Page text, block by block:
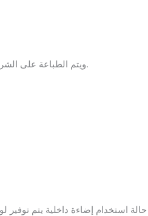
ويتم الطباعة على الشرائح ( البى فى سى ) والتى يكون عددها اما 3 شرائح او 4 على حسب مقاس وارتفاع ستاند العرض بوب اب تاور.
استخدام إضاءة داخلية يتم توفير